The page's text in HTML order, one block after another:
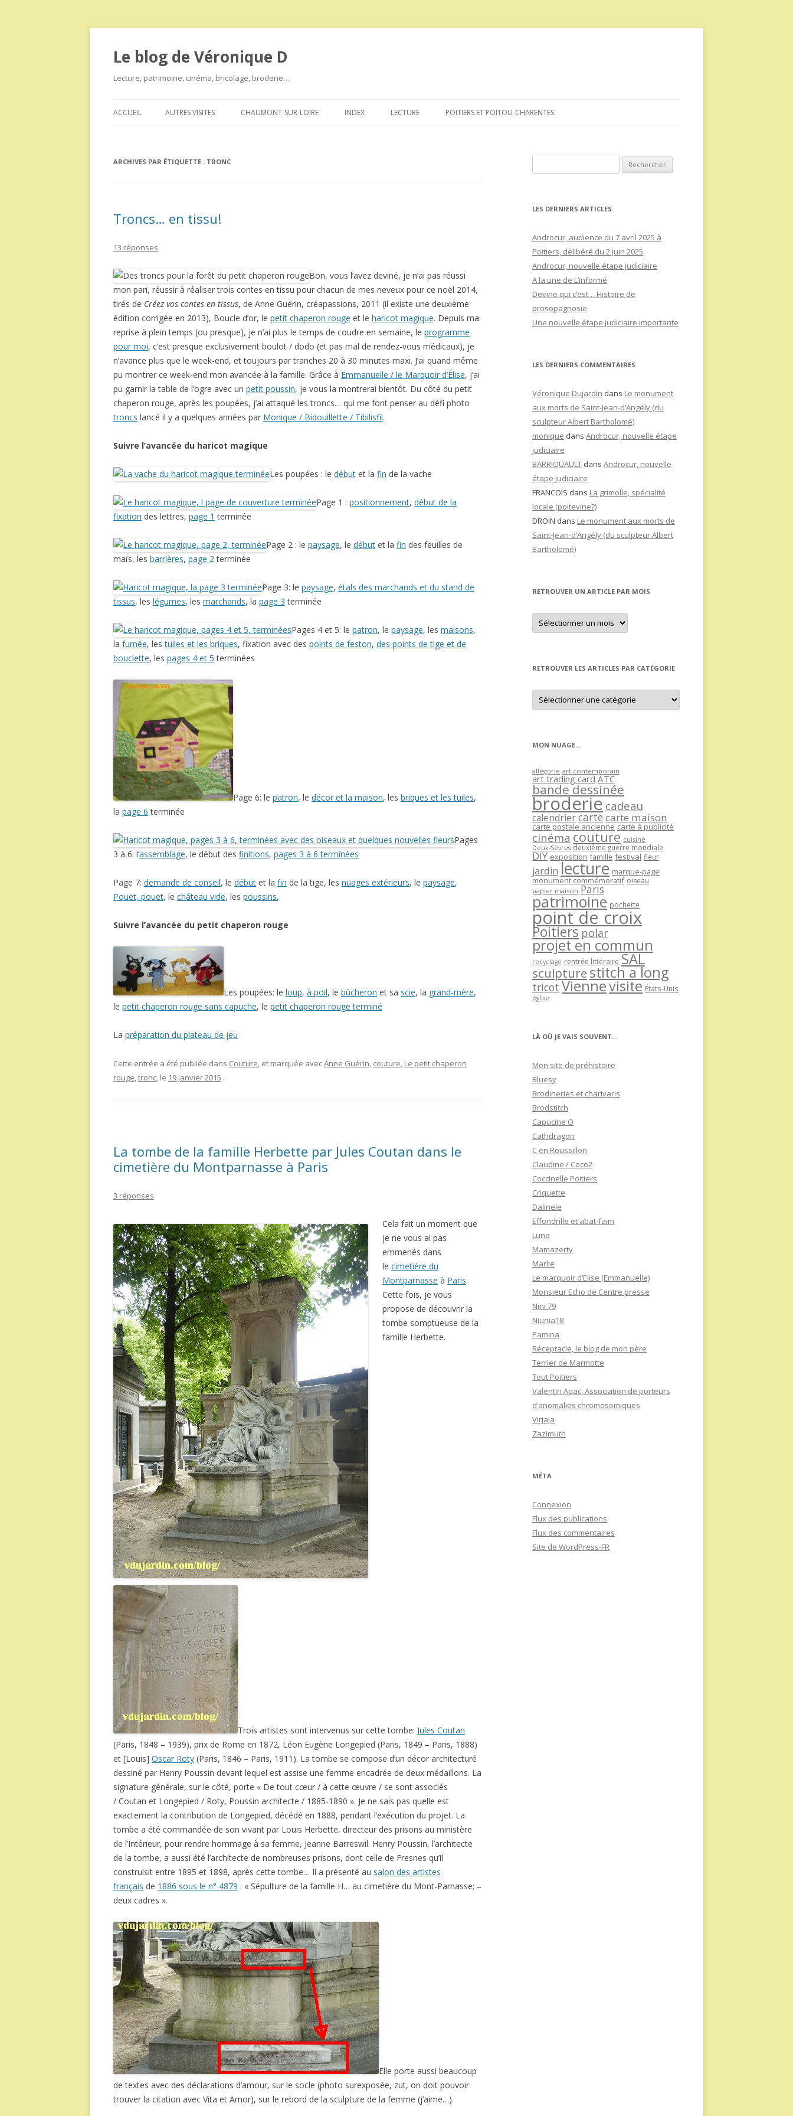
Le blog de Véronique D
Lecture, patrimoine, cinéma, bricolage, broderie…
au
ACCUEIL AUTRES VISITES CHAUMONT-SUR-LOIRE INDEX LECTURE POITIERS ET POITOU-CHARENTES
ARCHIVES PAR ÉTIQUETTE : TRONC
Troncs… en tissu!
13 réponses
Bon, vous l’avez deviné, je n’ai pas réussi
mon pari, réussir à réaliser trois contes en tissu pour chacun de mes neveux pour ce noël 2014,
tirés de Créez vos contes en tissus, de Anne Guérin, créapassions, 2011 (il existe une deuxième
édition corrigée en 2013), Boucle d’or, le petit chaperon rouge et le haricot magique. Depuis ma
reprise à plein temps (ou presque), je n’ai plus le temps de coudre en semaine, le programme
pour moi, c’est presque exclusivement boulot / dodo (et pas mal de rendez-vous médicaux), je
n’avance plus que le week-end, et toujours par tranches 20 à 30 minutes maxi. J’ai quand même
pu montrer ce week-end mon avancée à la famille. Grâce à Emmanuelle / le Marquoir d’Élise, j’ai
pu garnir la table de l’ogre avec un petit poussin, je vous la montrerai bientôt. Du côté du petit
chaperon rouge, après les poupées, j’ai attaqué les troncs… qui me font penser au défi photo
troncs lancé il y a quelques années par Monique / Bidouillette / Tibilisfil.
Suivre l’avancée du haricot magique
Les poupées : le début et la fin de la vache
Page 1 : positionnement, début de la
fixation des lettres, page 1 terminée
Page 2 : le paysage, le début et la fin des feuilles de
maïs, les barrières, page 2terminée
Page 3: le paysage, étals des marchands et du stand de
tissus, les légumes, les marchands, la page 3 terminée
Pages 4 et 5: le patron, le paysage, les maisons,
la fumée, lestuiles et les briques, fixation avec des points de feston, des points de tige et de
bouclette, les pages 4 et 5 terminées
Page 6: le patron, le décor et la maison, les briques et les tuiles,
la page 6 terminée
Pages
3 à 6: l’assemblage, le début des finitions, pages 3 à 6 terminées
Page 7: demande de conseil, le début et la fin de la tige, les nuages extérieurs, le paysage,
Pouët, pouët, le château vide, les poussins,
Suivre l’avancée du petit chaperon rouge
Les poupées: le loup, à poil, le bûcheron et sa scie, la grand-mère,
le petit chaperon rouge sans capuche, le petit chaperon rouge terminé
La préparation du plateau de jeu
Cette entrée a été publiée dans Couture, et marquée avecAnne Guérin, couture, Le petit chaperon
rouge,tronc, le 19 janvier 2015 .
La tombe de la famille Herbette par Jules Coutan dans le
cimetière du Montparnasse à Paris
3 réponses
Cela fait un moment que
je ne vous ai pas
emmenés dans
le cimetière du
Montparnasse à Paris.
Cette fois, je vous
propose de découvrir la
tombe somptueuse de la
famille Herbette.
Trois artistes sont intervenus sur cette tombe: Jules Coutan
(Paris, 1848 – 1939), prix de Rome en 1872, Léon Eugène Longepied (Paris, 1849 – Paris, 1888)
et [Louis] Oscar Roty (Paris, 1846 – Paris, 1911). La tombe se compose d’un décor architecturé
dessiné par Henry Poussin devant lequel est assise une femme encadrée de deux médaillons. La
signature générale, sur le côté, porte « De tout cœur / à cette œuvre / se sont associés
/ Coutan et Longepied / Roty, Poussin architecte / 1885-1890 ». Je ne sais pas quelle est
exactement la contribution de Longepied, décédé en 1888, pendant l’exécution du projet. La
tombe a été commandée de son vivant par Louis Herbette, directeur des prisons au ministère
de l’Intérieur, pour rendre hommage à sa femme, Jeanne Barreswil. Henry Poussin, l’architecte
de la tombe, a aussi été l’architecte de nombreuses prisons, dont celle de Fresnes qu’il
construisit entre 1895 et 1898, après cette tombe… Il a présenté au salon des artistes
français de 1886 sous le n° 4879 : « Sépulture de la famille H… au cimetière du Mont-Parnasse; –
deux cadres ».
Elle porte aussi beaucoup
de textes avec des déclarations d’amour, sur le socle (photo surexposée, zut, on doit pouvoir
trouver la citation avec Vita et Amor), sur le rebord de la sculpture de la femme (j’aime…).
LES DERNIERS ARTICLES
Androcur, audience du 7 avril 2025 à
Poitiers, délibéré du 2 juin 2025
Androcur, nouvelle étape judiciaire
A la une de L’informé
Devine qui c’est… Histoire de
prosopagnosie
Une nouvelle étape judiciaire importante
LES DERNIERS COMMENTAIRES
Véronique Dujardin dans Le monument
aux morts de Saint-Jean-d’Angély (du
sculpteur Albert Bartholomé)
monique dans Androcur, nouvelle étape
judiciaire
BARRIQUAULT dans Androcur, nouvelle
étape judiciaire
FRANCOIS dans La grimolle, spécialité
locale (poitevine?)
DROIN dans Le monument aux morts de
Saint-Jean-d’Angély (du sculpteur Albert
Bartholomé)
RETROUVER UN ARTICLE PAR MOIS
Retrouver
un
article
RETROUVER LES ARTICLES PAR CATÉGORIE
Retrouver
les
articles
MON NUAGE…
allégorie art contemporain
art trading card ATC
bande dessinée
broderie cadeau
calendriercartecarte maison
carte postale ancienne carte à publicité
cinéma couture cuisine
Deux-Sèvres deuxième guerre mondiale
DIY exposition famille festival fleur
jardin lecture marque-page
monument commémoratif oiseau
papier maison Paris
patrimoine pochette
point de croix
Poitiers polar
projet en commun
recyclage rentrée littéraire SAL
sculpture stitch a long
tricot Viennevisite États-Unis
église
LÀ OÙ JE VAIS SOUVENT…
Mon site de préhistoire
Bluesy
Brodineries et charivaris
Brodstitch
Capucine O
Cathdragon
C en Roussillon
Claudine / Coco2
Coccinelle Poitiers
Criquette
Dalinele
Effondrille et abat-faim
Luna
Mamazerty
Marlie
Le marquoir d’Elise (Emmanuelle)
Monsieur Echo de Centre presse
Nini 79
Niunia18
Pamina
Réceptacle, le blog de mon père
Terrier de Marmotte
Tout Poitiers
Valentin Apac, Association de porteurs
d’anomalies chromosomiques
Virjaja
Zazimuth
MÉTA
Connexion
Flux des publications
Flux des commentaires
Site de WordPress-FR